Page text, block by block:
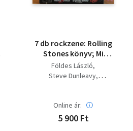
7 db rockzene: Rolling
Stones könyv; Mi
történt, Elvis?;
Rocklegendák; Pop
John Lennon 1940-
1980; Rock zenei
kézikönyv 1950-1993;
Földes László
Steve Dunleavy
Gál Iván Koltay Gábor
Németh Oszkár
Online ár:
5 900 Ft